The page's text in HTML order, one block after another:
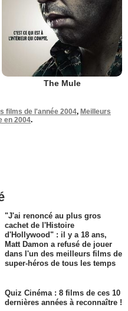
The Mule
films de l'année 2004, Meilleurs
en 2004.
"J'ai renoncé au plus gros
cachet de l'Histoire
d'Hollywood" : il y a 18 ans,
Matt Damon a refusé de jouer
dans l'un des meilleurs films de
super-héros de tous les temps
Quiz Cinéma : 8 films de ces 10
dernières années à reconnaître !